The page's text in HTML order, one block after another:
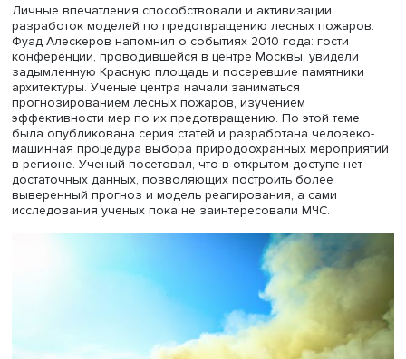
Далее сценарный анализ стали распространять на
сферы, например разливы нефти в арктических морях.
концентрация на Арктике вызвана рассуждениями о
возможном использовании в северных морях судов, в
числе танкеров, без усиленной ледовой защиты. «Я
ужаснулся. Поскольку в Северном Ледовитом океане
огромные запасы нефти и газа, нет сомнений, что они
разрабатываться. Был разлив в Мексиканском заливе,
было потрачено 4–5 млрд долларов для очистки
загрязнения, но в арктических морях последствия с
гибели уникальной фауны будут более тяжелыми.
хотим сохранить природу, нужны системы раннего
оповещения, чтобы мы через 5–10 минут после аварии
что и куда потечет», — сказал докладчик.
Расчеты МЦАВР были востребованы на международном
уровне. Докладчик уточнил: построена достаточно
модель, которая может стать основой системы раннего
оповещения, применимой при более интенсивном
судоходстве.